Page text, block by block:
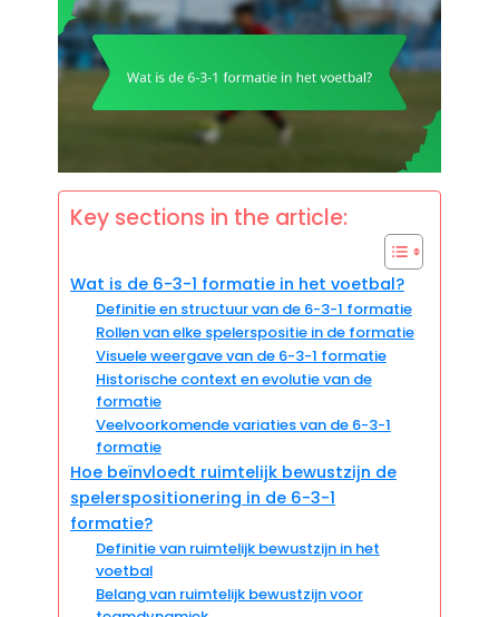
Key sections in the article:
Wat is de 6-3-1 formatie in het voetbal?
Definitie en structuur van de 6-3-1 formatie
Rollen van elke spelerspositie in de formatie
Visuele weergave van de 6-3-1 formatie
Historische context en evolutie van de
formatie
Veelvoorkomende variaties van de 6-3-1
formatie
Hoe beïnvloedt ruimtelijk bewustzijn de
spelerspositionering in de 6-3-1
formatie?
Definitie van ruimtelijk bewustzijn in het
voetbal
Belang van ruimtelijk bewustzijn voor